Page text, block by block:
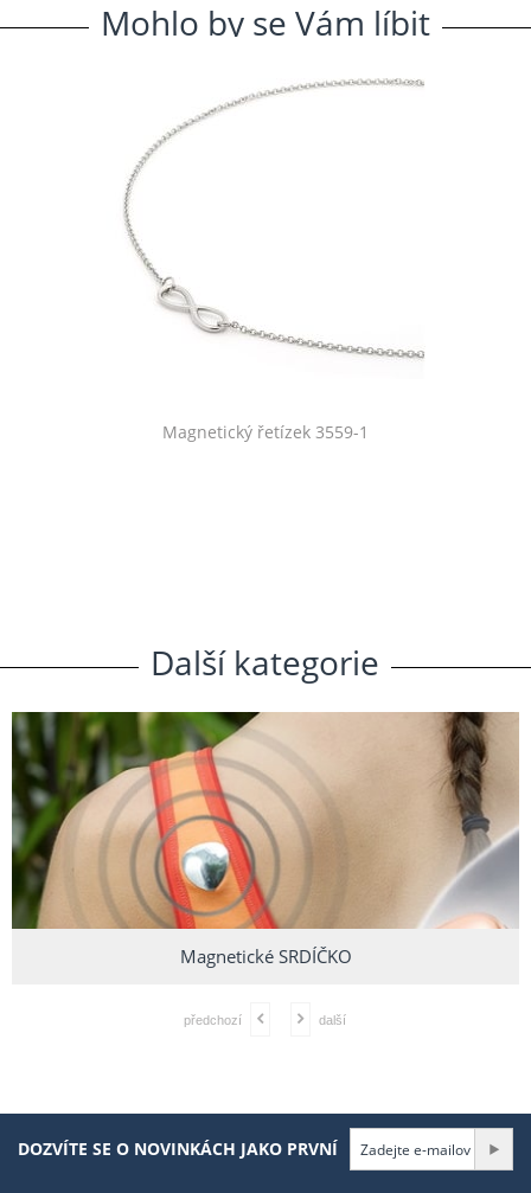
Mohlo by se Vám líbit
Magnetický řetízek 3559-1
Další. kategorie
Magnetické SRDÍČKO
předchozí další
DOZVÍTE SE O NOVINKÁCH JAKO PRVNÍ